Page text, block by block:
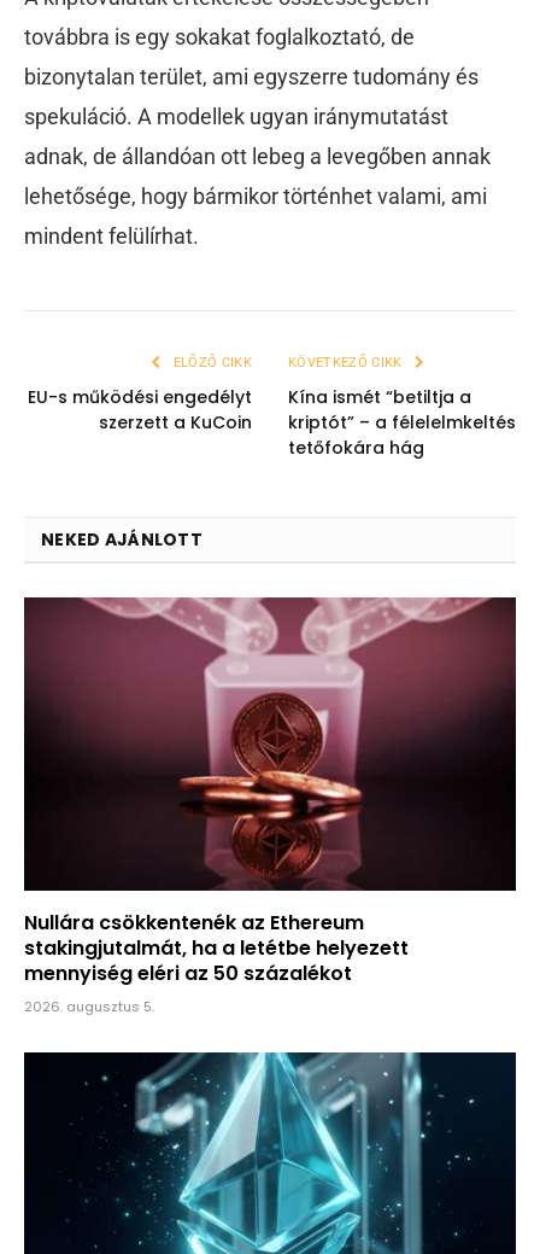
továbbra is egy sokakat foglalkoztató, de
bizonytalan terület, ami egyszerre tudomány és
spekuláció. A modellek ugyan iránymutatást
adnak, de állandóan ott lebeg a levegőben annak
lehetősége, hogy bármikor történhet valami, ami
mindent felülírhat.
ELŐZŐ CIKK
EU-s működési engedélyt
szerzett a KuCoin
KÖVETKEZŐ CIKK
Kína ismét “betiltja a
kriptót” – a félelelmkeltés
tetőfokára hág
NEKED AJÁNLOTT
Nullára csökkentenék az Ethereum
stakingjutalmát, ha a letétbe helyezett
mennyiség eléri az 50 százalékot
2026. augusztus 5.